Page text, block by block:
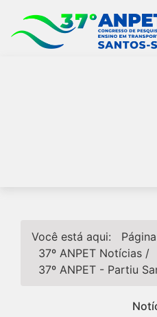
Você está aqui:
37º ANPET Notícias /
37º ANPET - Partiu